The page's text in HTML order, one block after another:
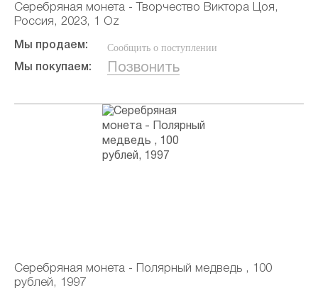
Серебряная монета - Творчество Виктора Цоя,
Россия, 2023, 1 Oz
Мы продаем: Сообщить о поступлении
Мы покупаем: Позвонить
Серебряная монета - Полярный медведь , 100
рублей, 1997